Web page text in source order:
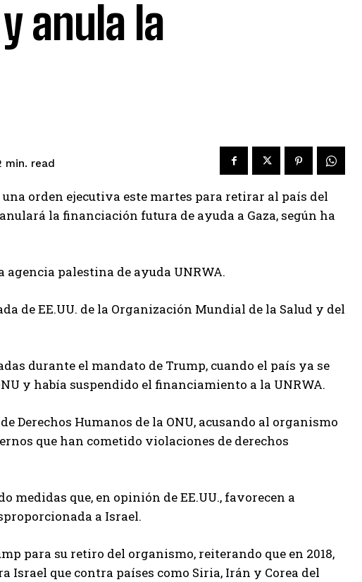
anula la
min. read
orden ejecutiva este martes para retirar al país del
la financiación futura de ayuda a Gaza, según ha
palestina de ayuda UNRWA.
de EE.UU. de la Organización Mundial de la Salud y del
durante el mandato de Trump, cuando el país ya se
y había suspendido el financiamiento a la UNRWA.
Derechos Humanos de la ONU, acusando al organismo
que han cometido violaciones de derechos
medidas que, en opinión de EE.UU., favorecen a
a Israel.
para su retiro del organismo, reiterando que en 2018,
Israel que contra países como Siria, Irán y Corea del